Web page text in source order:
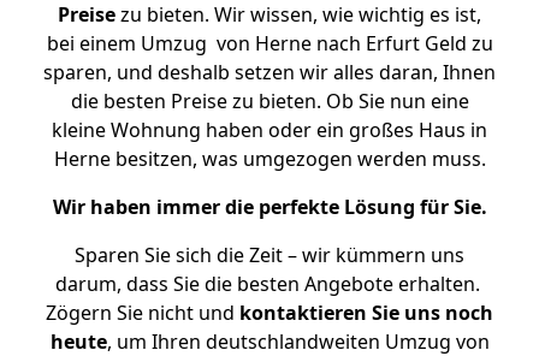
Preisezu bieten. Wir wissen, wie wichtig es ist,
bei einem Umzug von Herne nach Erfurt Geld zu
sparen, und deshalb setzen wir alles daran, Ihnen
die besten Preise zu bieten. Ob Sie nun eine
kleine Wohnung haben oder ein großes Haus in
Herne besitzen, was umgezogen werden muss.
Wir haben immer die perfekte Lösung für Sie.
Sparen Sie sich die Zeit – wir kümmern uns
darum, dass Sie die besten Angebote erhalten.
Zögern Sie nicht und kontaktieren Sie uns noch
heute, um Ihren deutschlandweiten Umzug von